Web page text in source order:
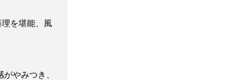
理を堪能、風
やみつき、